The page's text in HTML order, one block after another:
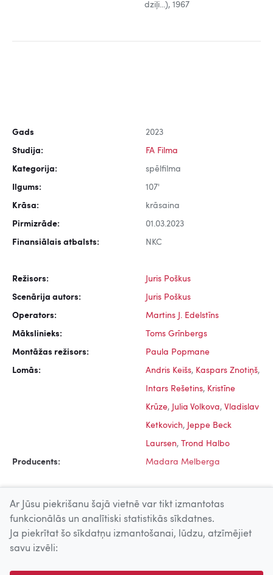
dziļi...), 1967
Gads 2023
Studija: FA Filma
Kategorija: spēlfilma
Ilgums: 107'
Krāsa: krāsaina
Pirmizrāde: 01.03.2023
Finansiālais atbalsts: NKC
Režisors: Juris Poškus
Scenārija autors: Juris Poškus
Operators: Martins J. Edelstīns
Mākslinieks: Toms Grīnbergs
Montāžas režisors: Paula Popmane
Lomās: Andris Keišs, Kaspars Znotiņš,
Intars Rešetins, Kristīne
Krūze, Julia Volkova, Vladislav
Ketkovich, Jeppe Beck
Laursen, Trond Halbo
Producents: Madara Melberga
Uz augšu
© 2026 Nacionālais Kino centrs, Kultūras informācijas sistēmu
Ar Jūsu piekrišanu šajā vietnē var tikt izmantotas
funkcionālās un analītiski statistikās sīkdatnes.
Ja piekrītat šo sīkdatņu izmantošanai, lūdzu, atzīmējiet
savu izvēli: